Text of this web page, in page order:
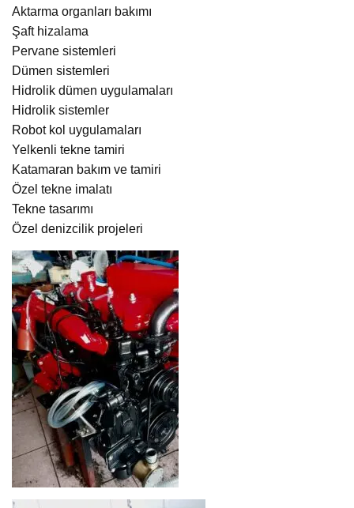
Aktarma organları bakımı
Şaft hizalama
Pervane sistemleri
Dümen sistemleri
Hidrolik dümen uygulamaları
Hidrolik sistemler
Robot kol uygulamaları
Yelkenli tekne tamiri
Katamaran bakım ve tamiri
Özel tekne imalatı
Tekne tasarımı
Özel denizcilik projeleri